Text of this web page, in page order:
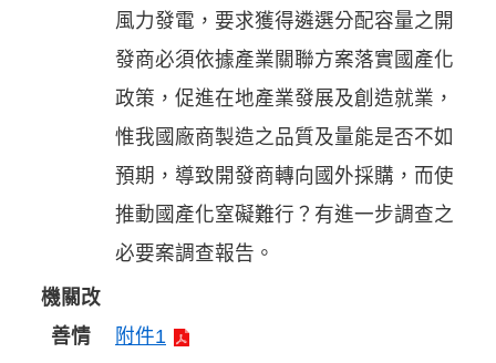
風力發電，要求獲得遴選分配容量之開
發商必須依據產業關聯方案落實國產化
政策，促進在地產業發展及創造就業，
惟我國廠商製造之品質及量能是否不如
預期，導致開發商轉向國外採購，而使
推動國產化窒礙難行？有進一步調查之
必要案調查報告。
機關改
善情
附件1